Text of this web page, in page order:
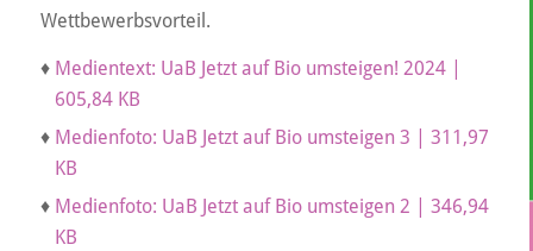
Wettbewerbsvorteil.
♦ Medientext: UaB Jetzt auf Bio umsteigen! 2024 |
605,84 KB
♦ Medienfoto: UaB Jetzt auf Bio umsteigen 3 | 311,97
KB
♦ Medienfoto: UaB Jetzt auf Bio umsteigen 2 | 346,94
KB